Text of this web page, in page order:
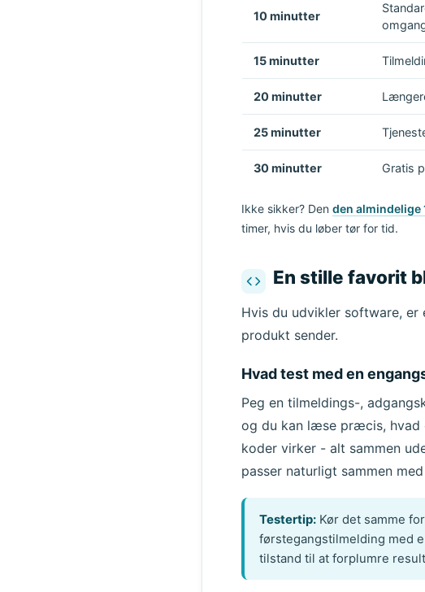
10 minutter
15 minutter
20 minutter
25 minutter
30 minutter Gratis
Ikke sikker? Den den
timer, hvis du løber tør for tid.
En stille favorit
Hvis du udvikler software,
produkt sender.
Hvad test med en
Peg en tilmeldings-,
og du kan læse præcis, hvad
koder virker - alt sammen
passer naturligt sammen
Testertip:Kør det samme
førstegangstilmelding med
tilstand til at forplumre